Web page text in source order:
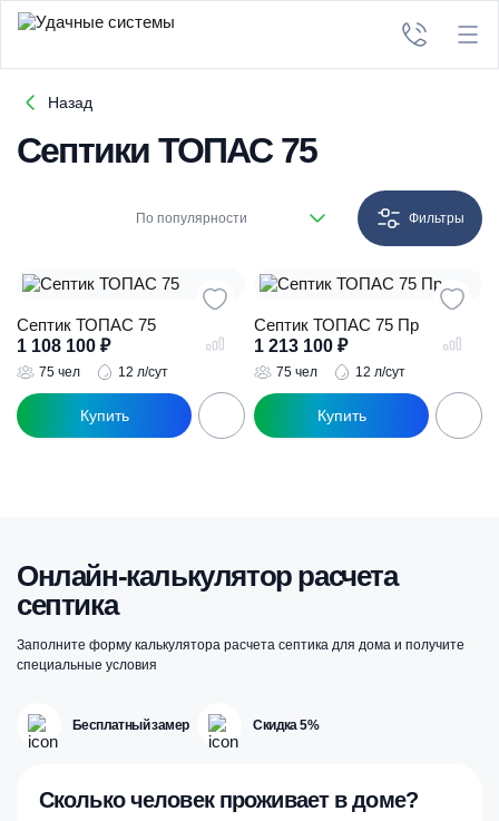
Назад
Септики ТОПАС 75
По популярности Фильтры
Септик ТОПАС 75
1 108 100 ₽
75 чел 12 л/сут
Септик ТОПАС 75 Пр
1 213 100 ₽
75 чел 12 л/сут
Онлайн-калькулятор расчета
септика
Заполните форму калькулятора расчета септика для дома и получите
специальные условия
Бесплатный замер Скидка 5%
Сколько человек проживает в доме?